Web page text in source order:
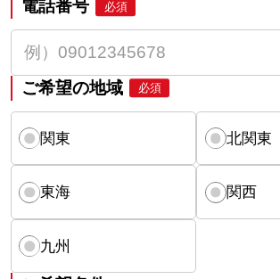
電話番号 必須
ご希望の地域 必須
関東 北関東
東海 関西
九州